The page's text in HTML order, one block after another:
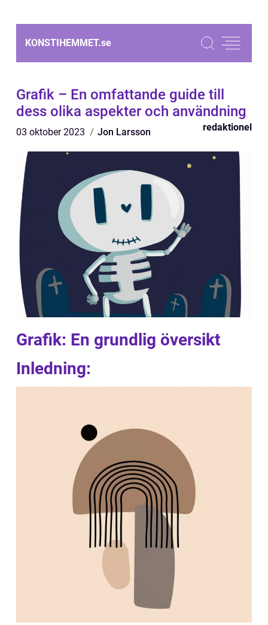
KONSTIHEMMET.se
Grafik – En omfattande guide till
dess olika aspekter och användning
03 oktober 2023 Jon Larsson redaktionel
Grafik: En grundlig översikt
Inledning: